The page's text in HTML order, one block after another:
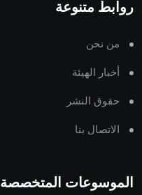
روابط متنوعة
من نحن
أخبار الهيئة
حقوق النشر
الاتصال بنا
الموسوعات المتخصصة